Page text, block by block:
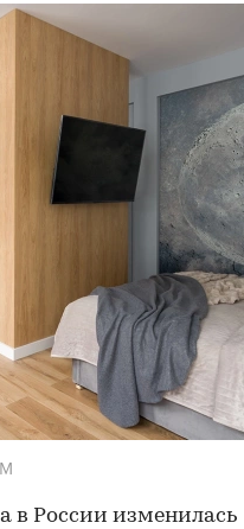
в России изменилась